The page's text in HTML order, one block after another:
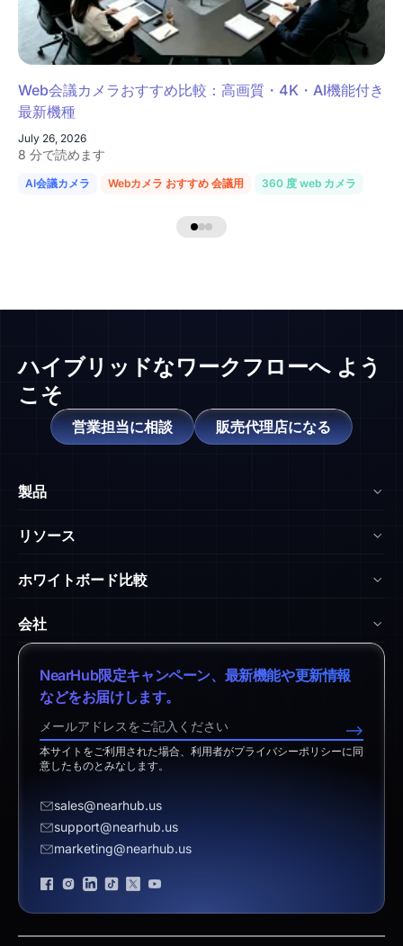
Web会議カメラおすすめ比較：高画質・4K・AI機能付き
最新機種
July 26, 2026
8 分で読めます
AI会議カメラ Webカメラ おすすめ 会議用 360 度 web カメラ
ハイブリッドなワークフローへ よう
こそ
営業担当に相談 販売代理店になる
製品
NearHub Board S
Nearity 360 Alien
Nearity 120 Max
アプリ統合
NearHub Demo
リソース
ヘルプセンター
ダウンロードセンター
返品ポリシー
免責事項
ホワイトボード比較
vs. Samsung Flip
vs. Vibe Board
vs. Neat Board 65
vs. Android Boards
vs. Chromium Boards
vs. Owl Labs Solution
会社
弊社について
特定商取引法に基づく表記
営業担当へのお問い合わせ
サポートへのお問い合わせ
販売代理店になる
プライバシーポリシー
ブランド認証
NearHub限定キャンペーン、最新機能や更新情報
などをお届けします。
-->
本サイトをご利用された場合、利用者がプライバシーポリシーに同
意したものとみなします。
sales@nearhub.us
support@nearhub.us
marketing@nearhub.us